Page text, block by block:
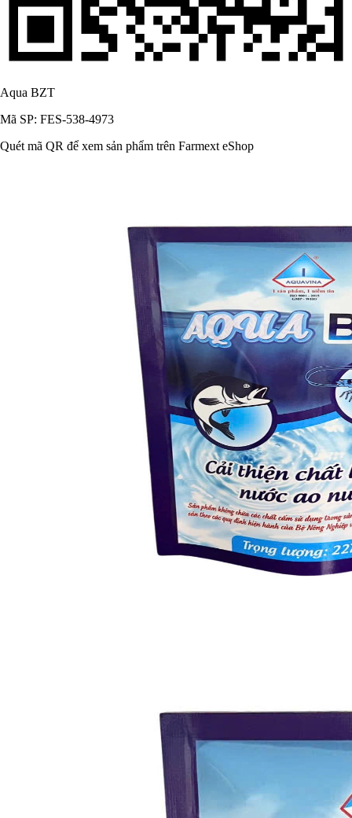
Aqua BZT
Mã SP: FES-538-4973
Quét mã QR để xem sản phẩm trên Farmext eShop